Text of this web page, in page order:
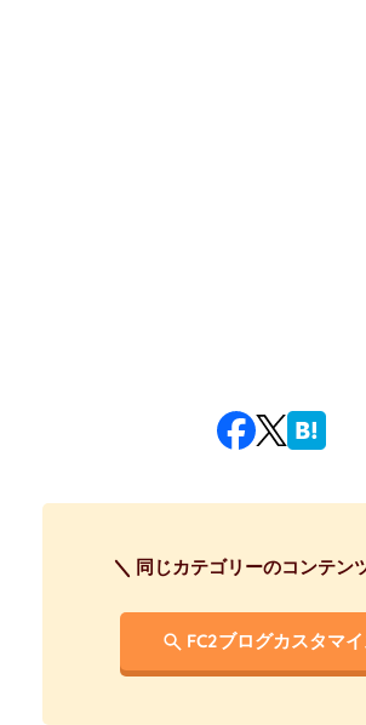
同じカテゴリーのコンテン
FC2ブログカスタマ